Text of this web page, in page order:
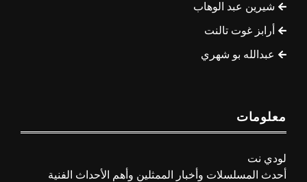
شيرين عبد الوهاب
أرابز غوت تالنت
عبدالله بو شهري
معلومات
لودي نت
أحدث المسلسلات وأخبار الممثلين وأهم الأحداث الفنية